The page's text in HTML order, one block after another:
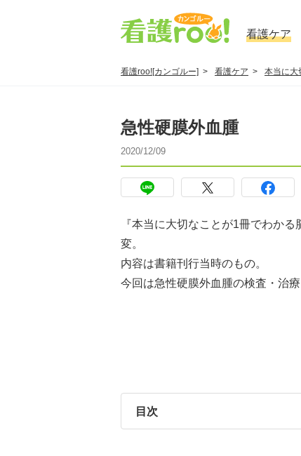
看護ケア
看護roo![カンゴルー] 看護ケア 本当に大
急性硬膜外血腫
2020/12/09
『本当に大切なことが1冊でわか
変。
内容は書籍刊行当時のもの。
今回は急性硬膜外血腫の検査・治
目次